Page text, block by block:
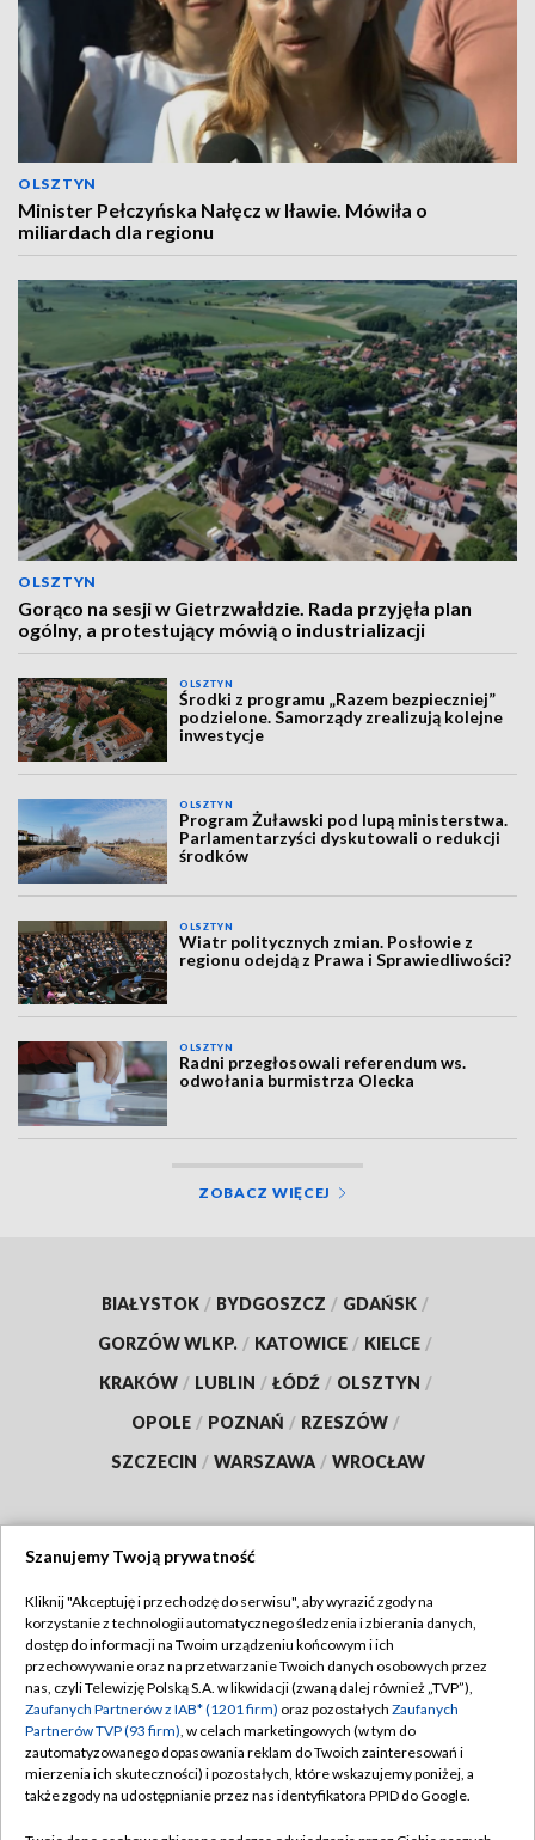
OLSZTYN
Minister Pełczyńska Nałęcz w Iławie. Mówiła o
miliardach dla regionu
OLSZTYN
Gorąco na sesji w Gietrzwałdzie. Rada przyjęła plan
ogólny, a protestujący mówią o industrializacji
OLSZTYN
Środki z programu „Razem bezpieczniej”
podzielone. Samorządy zrealizują kolejne
inwestycje
OLSZTYN
Program Żuławski pod lupą ministerstwa.
Parlamentarzyści dyskutowali o redukcji
środków
OLSZTYN
Wiatr politycznych zmian. Posłowie z
regionu odejdą z Prawa i Sprawiedliwości?
OLSZTYN
Radni przegłosowali referendum ws.
odwołania burmistrza Olecka
ZOBACZ WIĘCEJ
BIAŁYSTOK / BYDGOSZCZ / GDAŃSK /
GORZÓW WLKP. / KATOWICE / KIELCE /
KRAKÓW / LUBLIN / ŁÓDŹ / OLSZTYN /
OPOLE / POZNAŃ / RZESZÓW /
SZCZECIN / WARSZAWA / WROCŁAW
TVP
Abonament TVP
Emisja w TVP
Centrum informacji TVP
Naziemna Telewizja Cyfrowa
Regulamin TVP
Polityka prywatności
Moje zgody
Pomoc
Szanujemy Twoją prywatność
Kliknij "Akceptuję i przechodzę do serwisu", aby wyrazić zgody na
korzystanie z technologii automatycznego śledzenia i zbierania danych,
dostęp do informacji na Twoim urządzeniu końcowym i ich
przechowywanie oraz na przetwarzanie Twoich danych osobowych przez
nas, czyli Telewizję Polską S.A. w likwidacji (zwaną dalej również „TVP”),
Zaufanych Partnerów z IAB* (1201 firm) oraz pozostałych Zaufanych
Partnerów TVP (93 firm), w celach marketingowych (w tym do
zautomatyzowanego dopasowania reklam do Twoich zainteresowań i
mierzenia ich skuteczności) i pozostałych, które wskazujemy poniżej, a
także zgody na udostępnianie przez nas identyfikatora PPID do Google.